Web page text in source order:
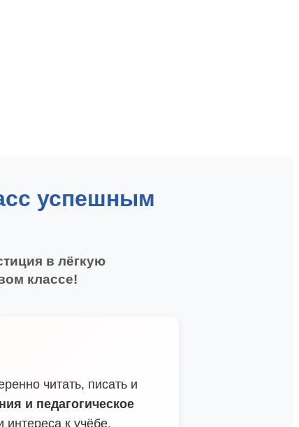
успешным
в лёгкую
классе!
читать, писать и
и педагогическое
интереса к учёбе.